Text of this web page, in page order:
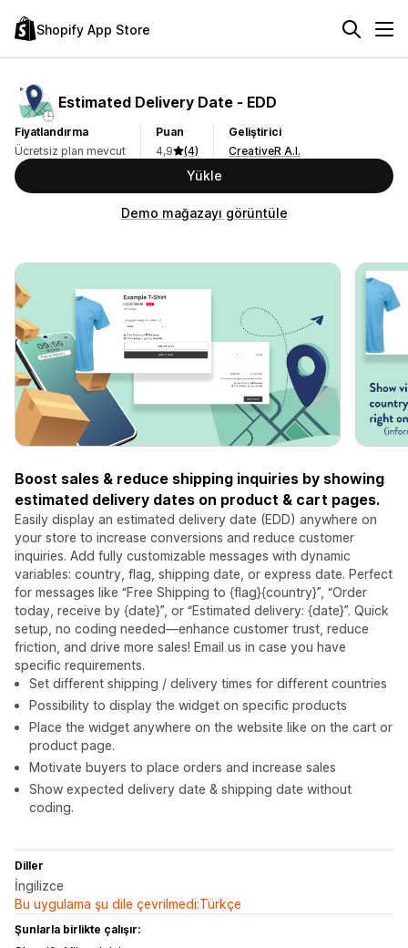
Shopify App Store
Estimated Delivery Date ‑ EDD
Fiyatlandırma
Ücretsiz plan mevcut
Puan
4,9
(4)
Geliştirici
CreativeR A.I.
Yükle
Demo mağazayı görüntüle
Boost sales & reduce shipping inquiries by showing
estimated delivery dates on product & cart pages.
Easily display an estimated delivery date (EDD) anywhere on
your store to increase conversions and reduce customer
inquiries. Add fully customizable messages with dynamic
variables: country, flag, shipping date, or express date. Perfect
for messages like “Free Shipping to {flag}{country}”, “Order
today, receive by {date}”, or “Estimated delivery: {date}”. Quick
setup, no coding needed—enhance customer trust, reduce
friction, and drive more sales! Email us in case you have
specific requirements.
Set different shipping / delivery times for different countries
Possibility to display the widget on specific products
Place the widget anywhere on the website like on the cart or
product page.
Motivate buyers to place orders and increase sales
Show expected delivery date & shipping date without
coding.
Diller
İngilizce
Bu uygulama şu dile çevrilmedi:Türkçe
Şunlarla birlikte çalışır: